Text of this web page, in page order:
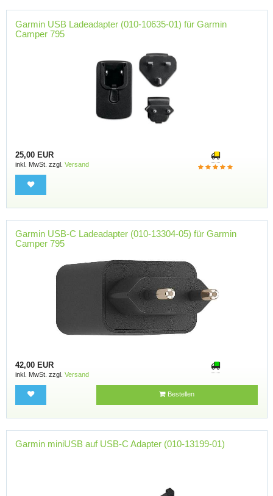
Garmin USB Ladeadapter (010-10635-01) für Garmin
Camper 795
25,00 EUR
inkl. MwSt. zzgl. Versand
Garmin USB-C Ladeadapter (010-13304-05) für Garmin
Camper 795
42,00 EUR
inkl. MwSt. zzgl. Versand
Bestellen
Garmin miniUSB auf USB-C Adapter (010-13199-01)